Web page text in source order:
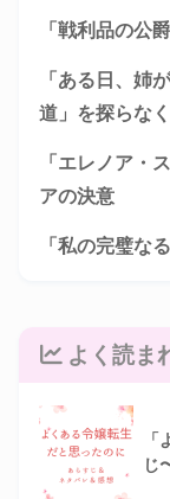
「戦利品の公
「ある日、姉
道」を探らな
「エレノア・
アの決意
「私の完璧な
よく読ま
じ